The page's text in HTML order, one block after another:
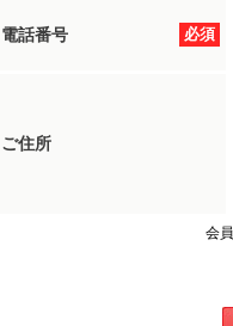
必須
電話番号
ご住所
会